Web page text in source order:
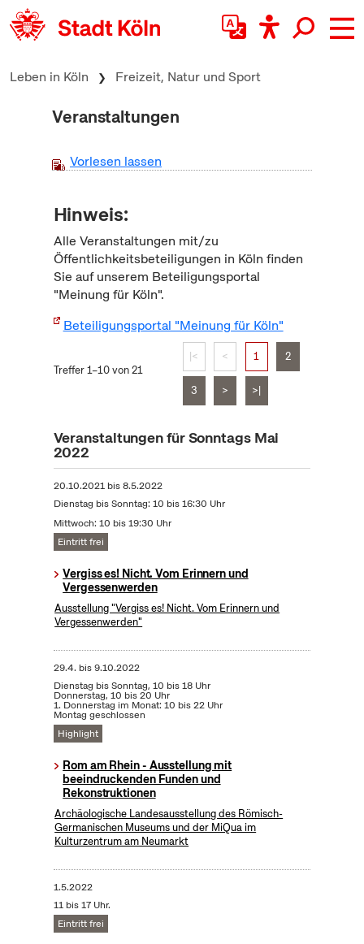
zum Inhalt springen
Leben in Köln Freizeit, Natur und Sport
Veranstaltungen
Vorlesen lassen
Hinweis:
Alle Veranstaltungen mit/zu
Öffentlichkeitsbeteiligungen in Köln finden
Sie auf unserem Beteiligungsportal
"Meinung für Köln".
Beteiligungsportal "Meinung für Köln"
Treffer 1–10 von 21
|< < 1 2
3 > >|
Veranstaltungen für Sonntags Mai
2022
20.10.2021bis8.5.2022
Dienstag bis Sonntag: 10 bis 16:30 Uhr
Mittwoch: 10 bis 19:30 Uhr
Eintritt frei
Vergiss es! Nicht. Vom Erinnern und
Vergessenwerden
Ausstellung "Vergiss es! Nicht. Vom Erinnern und
Vergessenwerden"
29.4. bis9.10.2022
Dienstag bis Sonntag, 10 bis 18 Uhr
Donnerstag, 10 bis 20 Uhr
1. Donnerstag im Monat: 10 bis 22 Uhr
Montag geschlossen
Highlight
Rom am Rhein - Ausstellung mit
beeindruckenden Funden und
Rekonstruktionen
Archäologische Landesausstellung des Römisch-
Germanischen Museums und der MiQua im
Kulturzentrum am Neumarkt
1.5.2022
11 bis 17 Uhr.
Eintritt frei